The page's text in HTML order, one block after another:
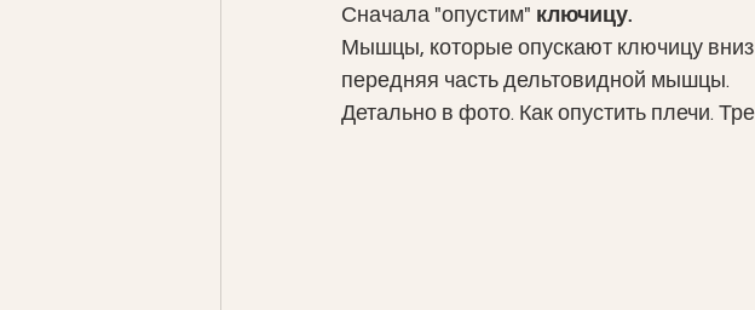
Сначала "опустим" ключицу.
Мышцы, которые опускают ключицу
передняя часть дельтовидной мышцы.
Детально в фото. Как опустить плечи.